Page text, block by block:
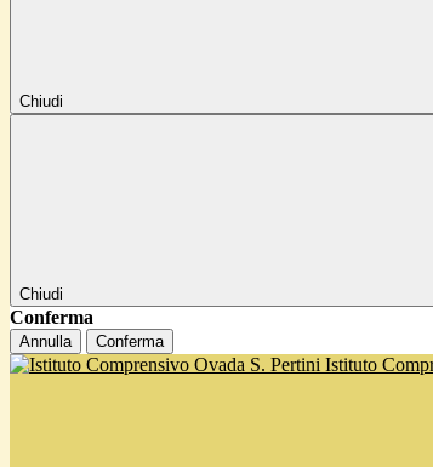
Chiudi
Chiudi
Conferma
Annulla Conferma
Istituto